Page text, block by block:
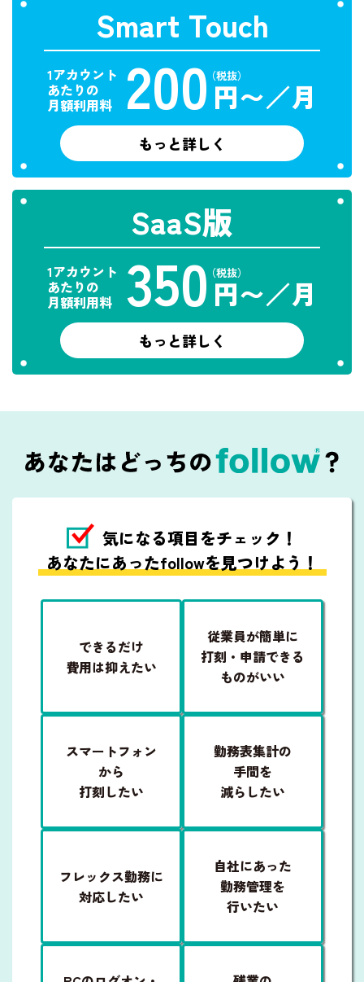
Smart Touch
1アカウント
あたりの
月額利用料 200 （税抜）
円〜／月
もっと詳しく
SaaS版
1アカウント
あたりの
月額利用料 350 （税抜）
円〜／月
もっと詳しく
気になる項目をチェック！
あなたにあったfollowを見つけよう！
できるだけ
費用は抑えたい
従業員が簡単に
打刻・申請できる
ものがいい
スマートフォン
から
打刻したい
勤務表集計の
手間を
減らしたい
フレックス勤務に
対応したい
自社にあった
勤務管理を
行いたい